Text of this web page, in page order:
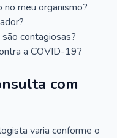
meu organismo?
contagiosas?
a COVID-19?
com
varia conforme o